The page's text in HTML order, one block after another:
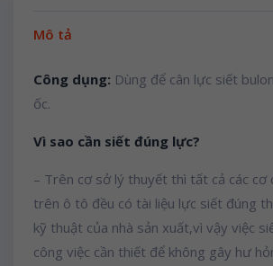
Mô tả
Công dụng: Dùng để cân lực siết
ốc.
Vì sao cần siết đúng lực?
– Trên cơ sở lý thuyết thì tất cả các cơ
trên ô tô đều có tài liệu lực siết đúng
kỹ thuật của nhà sản xuất,vì vậy việc
công việc cần thiết để không gây hư